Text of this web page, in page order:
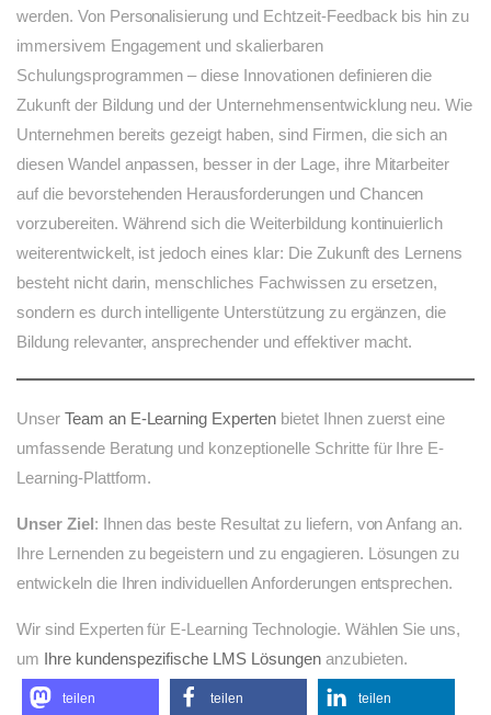
werden. Von Personalisierung und Echtzeit-Feedback bis hin zu
immersivem Engagement und skalierbaren
Schulungsprogrammen – diese Innovationen definieren die
Zukunft der Bildung und der Unternehmensentwicklung neu. Wie
Unternehmen bereits gezeigt haben, sind Firmen, die sich an
diesen Wandel anpassen, besser in der Lage, ihre Mitarbeiter
auf die bevorstehenden Herausforderungen und Chancen
vorzubereiten. Während sich die Weiterbildung kontinuierlich
weiterentwickelt, ist jedoch eines klar: Die Zukunft des Lernens
besteht nicht darin, menschliches Fachwissen zu ersetzen,
sondern es durch intelligente Unterstützung zu ergänzen, die
Bildung relevanter, ansprechender und effektiver macht.
Unser Team an E-Learning Experten bietet Ihnen zuerst eine
umfassende Beratung und konzeptionelle Schritte für Ihre E-
Learning-Plattform.
Unser Ziel: Ihnen das beste Resultat zu liefern, von Anfang an.
Ihre Lernenden zu begeistern und zu engagieren. Lösungen zu
entwickeln die Ihren individuellen Anforderungen entsprechen.
Wir sind Experten für E-Learning Technologie. Wählen Sie uns,
um Ihre kundenspezifische LMS Lösungen anzubieten.
teilen teilen teilen